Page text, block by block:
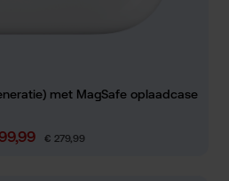
met MagSafe oplaadcase
Normale prijs:
€ 279,99